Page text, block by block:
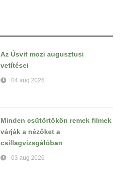
Az Úsvit mozi augusztusi
vetítései
04 aug 2026
Minden csütörtökön remek filmek
várják a nézőket a
csillagvizsgálóban
03 aug 2026